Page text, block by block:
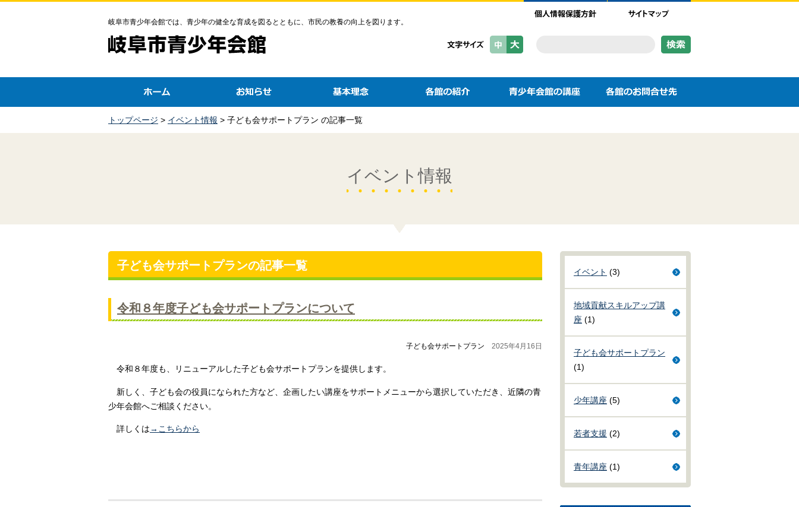
岐阜市青少年会館では、青少年の健全な育成を図るとともに、市民の教養の向上を図ります。
トップページ > イベント情報 > 子ども会サポートプラン の記事一覧
イベント情報
子ども会サポートプランの記事一覧
令和８年度子ども会サポートプランについて
子ども会サポートプラン 2025年4月16日
令和８年度も、リニューアルした子ども会サポートプランを提供します。
新しく、子ども会の役員になられた方など、企画したい講座をサポートメニューから選択していただき、近隣の青
少年会館へご相談ください。
詳しくは→こちらから
イベント (3)
地域貢献スキルアップ講
座 (1)
子ども会サポートプラン
(1)
少年講座 (5)
若者支援 (2)
青年講座 (1)